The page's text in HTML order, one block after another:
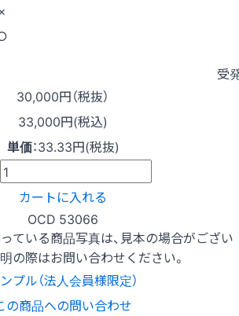
受
30,000円（税抜）
33,000円(税込)
単価：33.33円(税抜)
カートに入れる
OCD 53066
ている商品写真は、見本の場合がござい
の際はお問い合わせください。
プル（法人会員様限定）
の商品への問い合わせ